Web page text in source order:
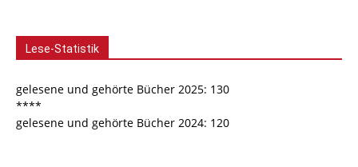
Lese-Statistik
gelesene und gehörte Bücher 2025: 130
****
gelesene und gehörte Bücher 2024: 120